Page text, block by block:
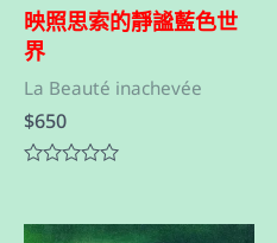
映照思索的靜謐藍色世
界
La Beauté inachevée
$650
滿